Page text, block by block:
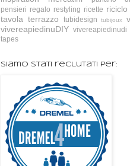
pensieri regalo restyling ricette riciclo
tavola terrazzo tubidesign tubijoux
vivereapiedinuDIY vivereapiedinudi
tapes
Siamo stati reclutati per: